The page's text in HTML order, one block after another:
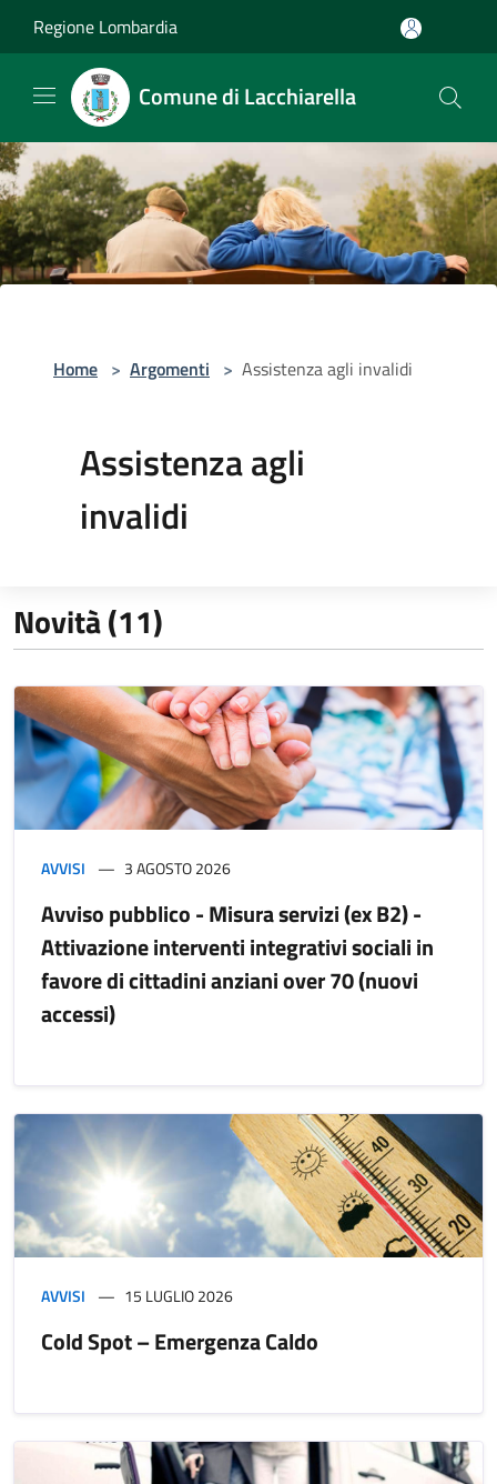
Regione Lombardia
Comune di Lacchiarella
Home > Argomenti > Assistenza agli invalidi
Assistenza agli
invalidi
Novità (11)
AVVISI 3 AGOSTO 2026
Avviso pubblico - Misura servizi (ex B2) -
Attivazione interventi integrativi sociali in
favore di cittadini anziani over 70 (nuovi
accessi)
AVVISI 15 LUGLIO 2026
Cold Spot – Emergenza Caldo